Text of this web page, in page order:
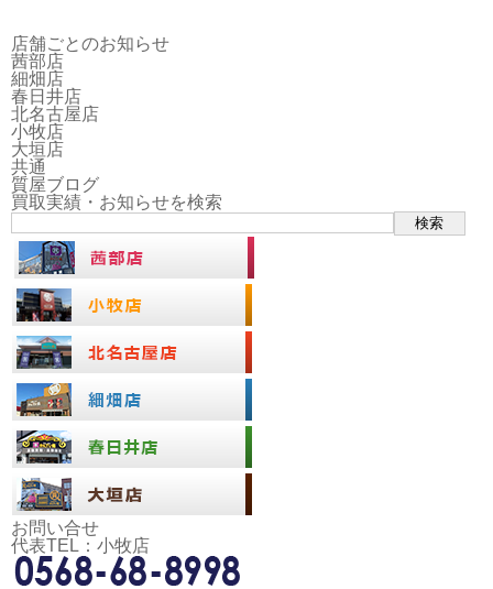
店舗ごとのお知らせ
茜部店
細畑店
春日井店
北名古屋店
小牧店
大垣店
共通
質屋ブログ
買取実績・お知らせを検索
検索
お問い合せ
代表TEL：小牧店